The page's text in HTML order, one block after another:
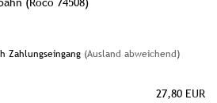
Zahlungseingang (Ausland abweichend)
27,80 EUR